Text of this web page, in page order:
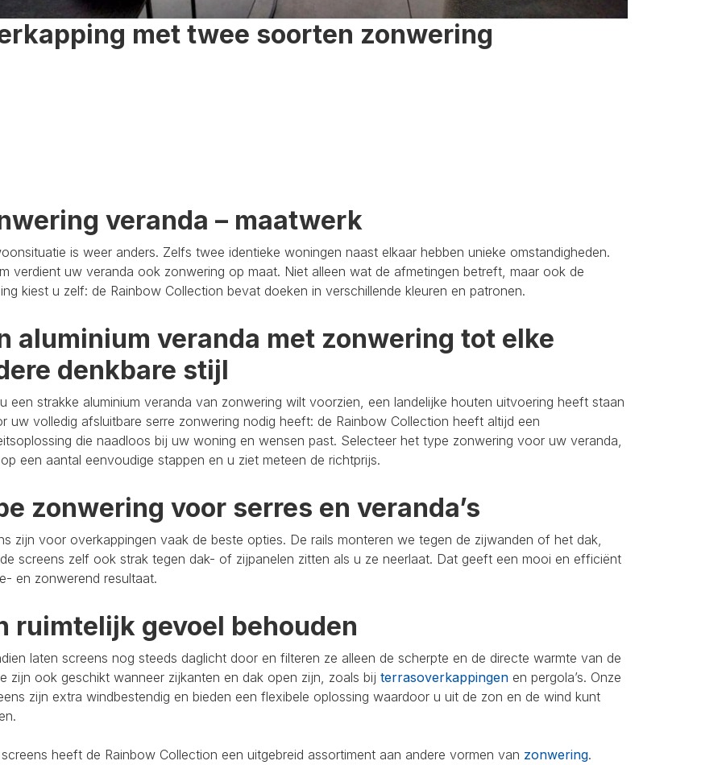
met twee soorten zonwering
veranda – maatwerk
is weer anders. Zelfs twee identieke woningen naast elkaar hebben unieke omstandigheden.
verdient uw veranda ook zonwering op maat. Niet alleen wat de afmetingen betreft, maar ook de
kiest u zelf: de Rainbow Collection bevat doeken in verschillende kleuren en patronen.
aluminium veranda met zonwering tot elke
denkbare stijl
een strakke aluminium veranda van zonwering wilt voorzien, een landelijke houten uitvoering heeft staan
uw volledig afsluitbare serre zonwering nodig heeft: de Rainbow Collection heeft altijd een
die naadloos bij uw woning en wensen past. Selecteer het type zonwering voor uw veranda,
een aantal eenvoudige stappen en u ziet meteen de richtprijs.
zonwering voor serres en veranda’s
zijn voor overkappingen vaak de beste opties. De rails monteren we tegen de zijwanden of het dak,
screens zelf ook strak tegen dak- of zijpanelen zitten als u ze neerlaat. Dat geeft een mooi en efficiënt
en zonwerend resultaat.
ruimtelijk gevoel behouden
laten screens nog steeds daglicht door en filteren ze alleen de scherpte en de directe warmte van de
zijn ook geschikt wanneer zijkanten en dak open zijn, zoals bij terrasoverkappingen en pergola’s. Onze
zijn extra windbestendig en bieden een flexibele oplossing waardoor u uit de zon en de wind kunt
heeft de Rainbow Collection een uitgebreid assortiment aan andere vormen van zonwering.